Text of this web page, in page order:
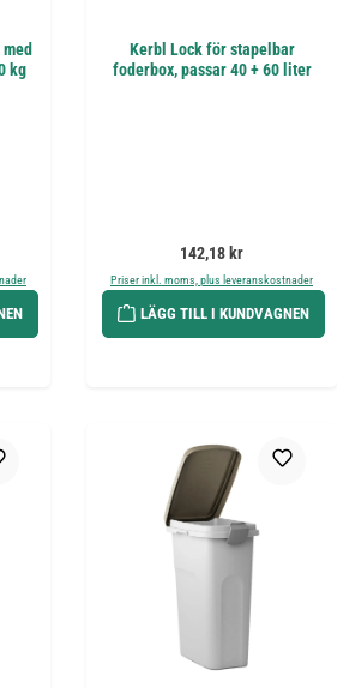
kg
Kerbl Lock för stapelbar
foderbox, passar 40 + 60 liter
Ordinarie pris:
142,18 kr
Priser inkl. moms, plus leveranskostnader
LÄGG TILL I KUNDVAGNEN